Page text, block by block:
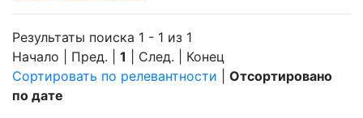
Результаты поиска 1 - 1 из 1
Начало | Пред. | 1 | След. | Конец
Сортировать по релевантности
Отсортировано
по дате